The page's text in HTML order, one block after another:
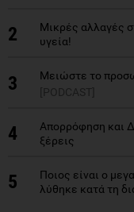
2
Μικρές αλλαγές
υγεία!
3
Μειώστε το
[PODCAST]
4
Απορρόφηση και
ξέρεις
5
Ποιος είναι ο
λύθηκε κατά τη